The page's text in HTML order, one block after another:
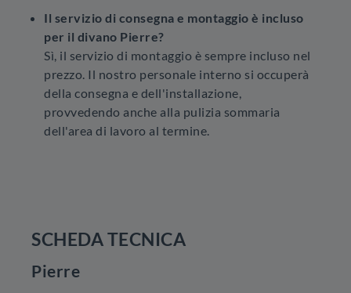
Il servizio di consegna e montaggio è incluso
per il divano Pierre?
Sì, il servizio di montaggio è sempre incluso nel
prezzo. Il nostro personale interno si occuperà
della consegna e dell'installazione,
provvedendo anche alla pulizia sommaria
dell'area di lavoro al termine.
SCHEDA TECNICA
Pierre